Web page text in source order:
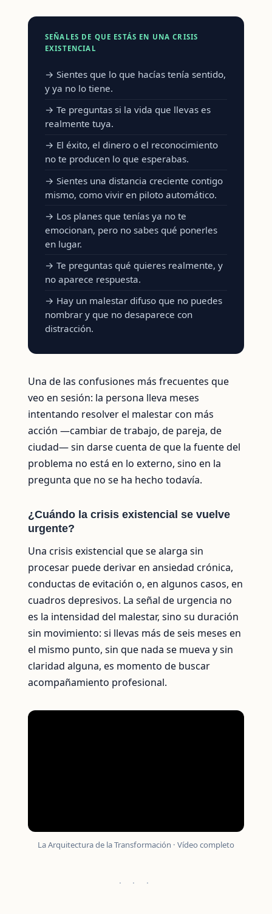
SEÑALES DE QUE ESTÁS EN UNA CRISIS
EXISTENCIAL
→ Sientes que lo que hacías tenía sentido,
y ya no lo tiene.
→ Te preguntas si la vida que llevas es
realmente tuya.
→ El éxito, el dinero o el reconocimiento
no te producen lo que esperabas.
→ Sientes una distancia creciente contigo
mismo, como vivir en piloto automático.
→ Los planes que tenías ya no te
emocionan, pero no sabes qué ponerles
en lugar.
→ Te preguntas qué quieres realmente, y
no aparece respuesta.
→ Hay un malestar difuso que no puedes
nombrar y que no desaparece con
distracción.
Una de las confusiones más frecuentes que
veo en sesión: la persona lleva meses
intentando resolver el malestar con más
acción —cambiar de trabajo, de pareja, de
ciudad— sin darse cuenta de que la fuente del
problema no está en lo externo, sino en la
pregunta que no se ha hecho todavía.
¿Cuándo la crisis existencial se vuelve
urgente?
Una crisis existencial que se alarga sin
procesar puede derivar en ansiedad crónica,
conductas de evitación o, en algunos casos, en
cuadros depresivos. La señal de urgencia no
es la intensidad del malestar, sino su duración
sin movimiento: si llevas más de seis meses en
el mismo punto, sin que nada se mueva y sin
claridad alguna, es momento de buscar
acompañamiento profesional.
La Arquitectura de la Transformación · Vídeo completo
· · ·